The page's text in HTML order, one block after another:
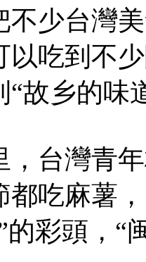
不少台灣
以吃到不
“故乡的味
，台灣青
都吃麻薯
的彩頭，“